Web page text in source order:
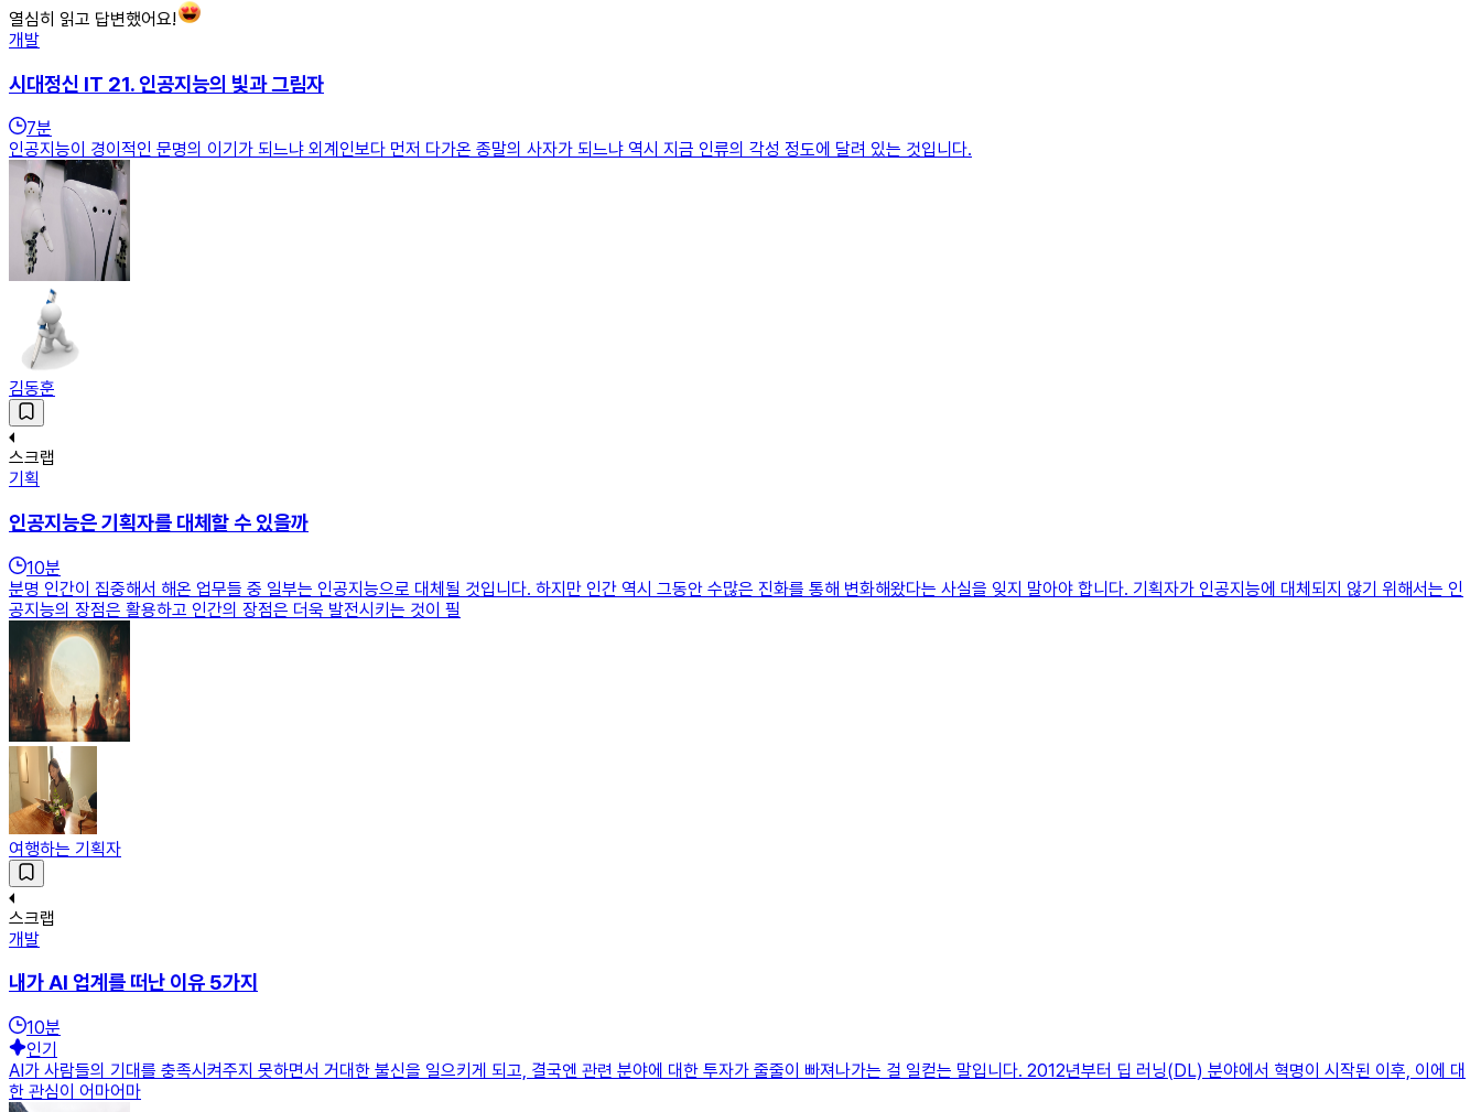
열심히 읽고 답변했어요!
개발
시대정신 IT 21. 인공지능의 빛과 그림자
7분
인공지능이 경이적인 문명의 이기가 되느냐 외계인보다 먼저 다가온 종말의 사자가 되느냐 역시 지금 인류의 각성 정도에 달려 있는 것입니다.
김동훈
스크랩
기획
인공지능은 기획자를 대체할 수 있을까
10분
분명 인간이 집중해서 해온 업무들 중 일부는 인공지능으로 대체될 것입니다. 하지만 인간 역시 그동안 수많은 진화를 통해 변화해왔다는 사실을 잊지 말아야 합니다. 기획자가 인공지능에 대체되지 않기 위해서는 인
공지능의 장점은 활용하고 인간의 장점은 더욱 발전시키는 것이 필
여행하는 기획자
스크랩
개발
내가 AI 업계를 떠난 이유 5가지
10분
인기
AI가 사람들의 기대를 충족시켜주지 못하면서 거대한 불신을 일으키게 되고, 결국엔 관련 분야에 대한 투자가 줄줄이 빠져나가는 걸 일컫는 말입니다. 2012년부터 딥 러닝(DL) 분야에서 혁명이 시작된 이후, 이에 대
한 관심이 어마어마